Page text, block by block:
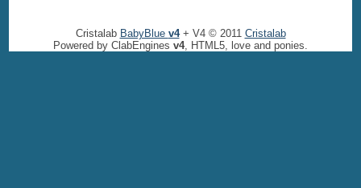
Cristalab BabyBlue v4+ V4 © 2011 Cristalab
Powered by ClabEngines v4, HTML5, love and ponies.